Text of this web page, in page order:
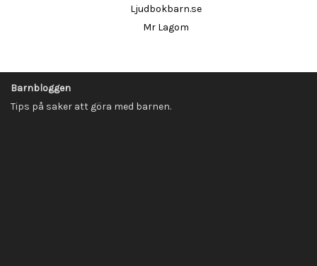
Ljudbokbarn.se
Mr Lagom
Barnbloggen
Tips på saker att göra med barnen.